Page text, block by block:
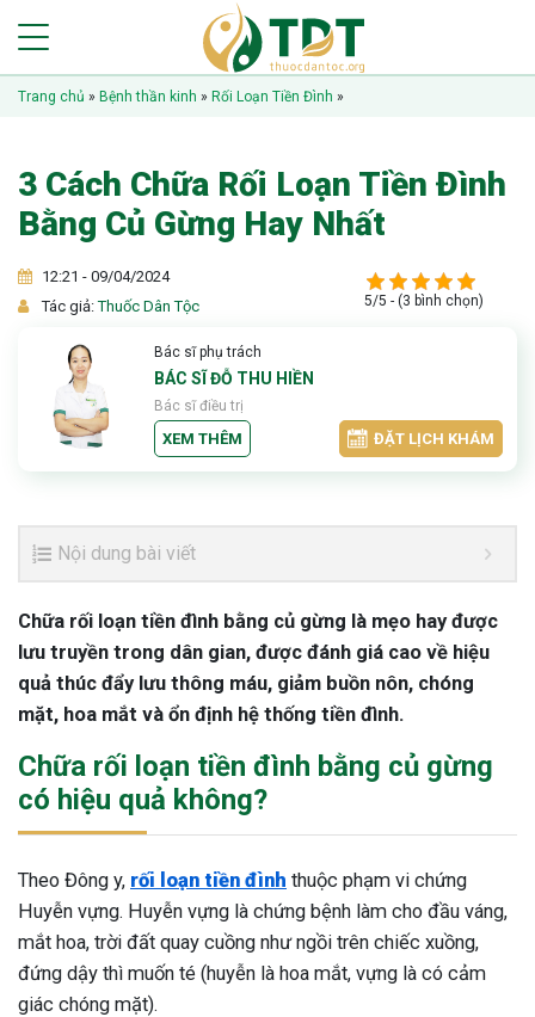
Trang chủ » Bệnh thần kinh » Rối Loạn Tiền Đình »
3 Cách Chữa Rối Loạn Tiền Đình
Bằng Củ Gừng Hay Nhất
12:21 - 09/04/2024
Tác giả:Thuốc Dân Tộc 5/5 - (3 bình chọn)
Bác sĩ phụ trách
BÁC SĨ ĐỖ THU HIỀN
Bác sĩ điều trị
XEM THÊM ĐẶT LỊCH KHÁM
Nội dung bài viết
Chữa rối loạn tiền đình bằng củ gừng là mẹo hay được
lưu truyền trong dân gian, được đánh giá cao về hiệu
quả thúc đẩy lưu thông máu, giảm buồn nôn, chóng
mặt, hoa mắt và ổn định hệ thống tiền đình.
Chữa rối loạn tiền đình bằng củ gừng
có hiệu quả không?
Theo Đông y, rối loạn tiền đình thuộc phạm vi chứng
Huyễn vựng. Huyễn vựng là chứng bệnh làm cho đầu váng,
mắt hoa, trời đất quay cuồng như ngồi trên chiếc xuồng,
đứng dậy thì muốn té (huyễn là hoa mắt, vựng là có cảm
giác chóng mặt).